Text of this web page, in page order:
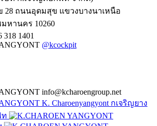
28 ถนนอุดมสุข แขวงบางนาเหนือ
หานคร 10260
318 1401
@kcockpit
info@kcharoengroup.net
K. Charoenyangyont กเจริญยาง
ท